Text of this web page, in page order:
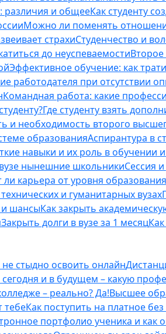
различия и общееКак студенту
Можно ли поменять
страхиСтуденчество и
до неуспеваемости
Эффективное обучение: как
работодателя при отсутствии
Командная работа: какие
Где студенту взять
и необходимость второго
образованияАспирантура в
навыки и их роль в обучении
нынешние школьникиСессия
ли карьера от уровня
и гуманитарных вузах
и шансыКак закрыть
Закрыть долги в вузе за 1 месяц
стыдно освоить онлайн
и в будущем – какую
– реально? Да!Высшее
тебеКак поступить на платное
портфолио ученика и